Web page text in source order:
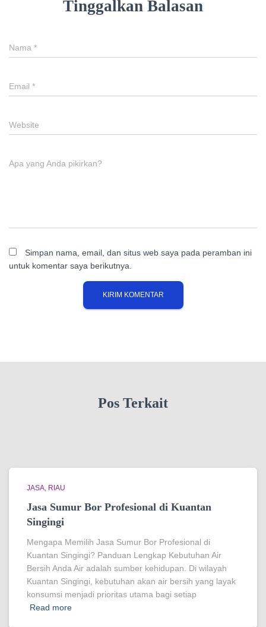
Tinggalkan Balasan
Nama *
Email *
Website
Apa yang Anda pikirkan?
Simpan nama, email, dan situs web saya pada peramban ini
untuk komentar saya berikutnya.
Pos Terkait
JASA RIAU
Jasa Sumur Bor Profesional di Kuantan
Singingi
Mengapa Memilih Jasa Sumur Bor Profesional di
Kuantan Singingi? Panduan Lengkap Kebutuhan Air
Bersih Anda Air adalah sumber kehidupan. Di wilayah
Kuantan Singingi, kebutuhan akan air bersih yang layak
konsumsi menjadi prioritas utama bagi setiap
Read more